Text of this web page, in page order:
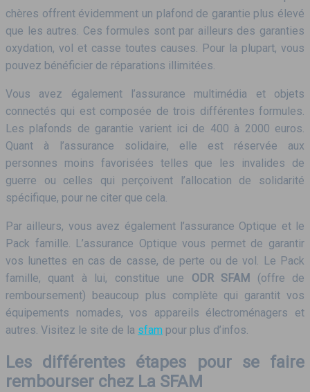
chères offrent évidemment un plafond de garantie plus élevé
que les autres. Ces formules sont par ailleurs des garanties
oxydation, vol et casse toutes causes. Pour la plupart, vous
pouvez bénéficier de réparations illimitées.
Vous avez également l’assurance multimédia et objets
connectés qui est composée de trois différentes formules.
Les plafonds de garantie varient ici de 400 à 2000 euros.
Quant à l’assurance solidaire, elle est réservée aux
personnes moins favorisées telles que les invalides de
guerre ou celles qui perçoivent l’allocation de solidarité
spécifique, pour ne citer que cela.
Par ailleurs, vous avez également l’assurance Optique et le
Pack famille. L’assurance Optique vous permet de garantir
vos lunettes en cas de casse, de perte ou de vol. Le Pack
famille, quant à lui, constitue une ODR SFAM
(offre de
remboursement) beaucoup plus complète qui garantit vos
équipements nomades, vos appareils électroménagers et
autres. Visitez le site de la sfam pour plus d’infos.
Les différentes étapes pour se faire
rembourser chez La SFAM